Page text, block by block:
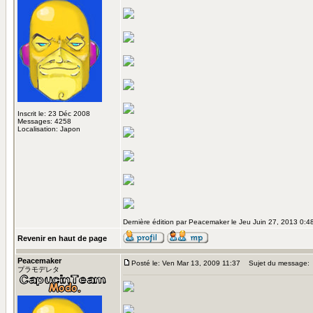
Inscrit le: 23 Déc 2008
Messages: 4258
Localisation: Japon
Dernière édition par Peacemaker le Jeu Juin 27, 2013
Revenir en haut de page
Peacemaker
プラモデレタ
Posté le: Ven Mar 13, 2009 11:37 Sujet du message: